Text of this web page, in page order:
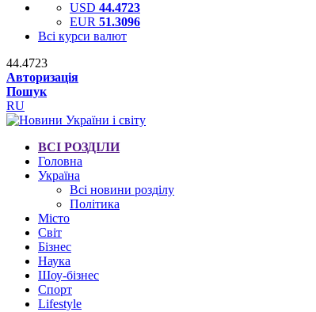
USD 44.4723
EUR 51.3096
Всі курси валют
44.4723
Авторизація
Пошук
RU
ВСІ РОЗДІЛИ
Головна
Україна
Всі новини розділу
Політика
Місто
Світ
Бізнес
Наука
Шоу-бізнес
Спорт
Lifestyle